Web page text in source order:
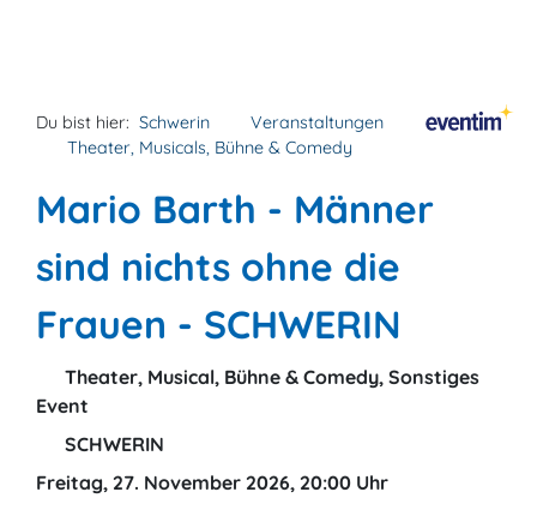
Du bist hier: Schwerin
Veranstaltungen
Theater, Musicals, Bühne & Comedy
Mario Barth - Männer
sind nichts ohne die
Frauen - SCHWERIN
Theater, Musical, Bühne & Comedy, Sonstiges
Event
SCHWERIN
Freitag, 27. November 2026, 20:00 Uhr